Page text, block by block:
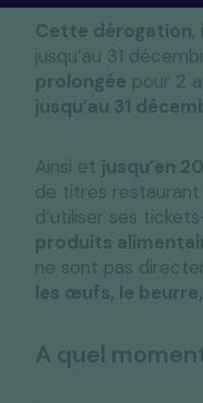
Cette dérogation,
jusqu’au 31
prolongée pour 2
jusqu’au 31
Ainsi et jusqu’en
de titres
d’utiliser ses
produits
ne sont pas
les œufs, le
A quel